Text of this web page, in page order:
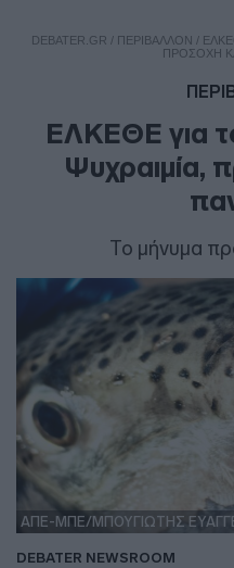
DEBATER.GR / ΠΕΡΙΒΑΛΛΟΝ /
ΠΡΟΣΟΧΉ
ΕΛΚΕΘΕ για
Ψυχραιμία,
Το μήνυμα
ΑΠΕ-ΜΠΕ/ΜΠΟΥΓΙΩΤΗΣ
DEBATER NEWSROOM